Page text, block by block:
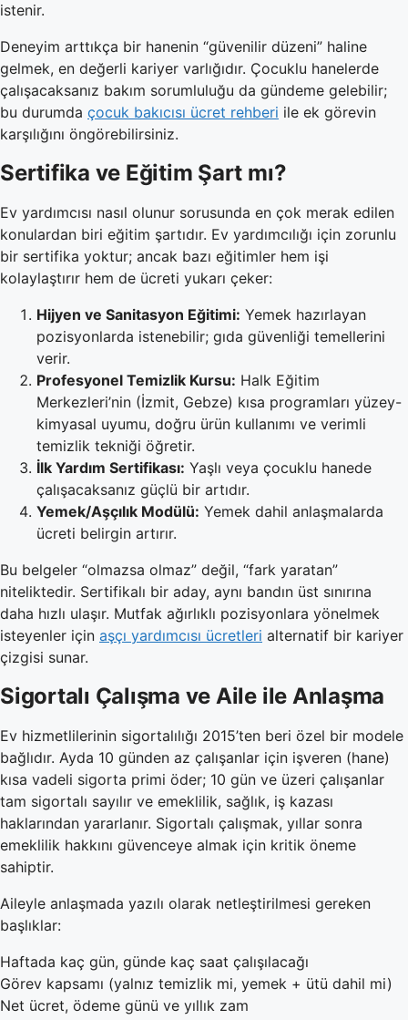
istenir.
Deneyim arttıkça bir hanenin “güvenilir düzeni” haline
gelmek, en değerli kariyer varlığıdır. Çocuklu hanelerde
çalışacaksanız bakım sorumluluğu da gündeme gelebilir;
bu durumda çocuk bakıcısı ücret rehberi ile ek görevin
karşılığını öngörebilirsiniz.
Sertifika ve Eğitim Şart mı?
Ev yardımcısı nasıl olunur sorusunda en çok merak edilen
konulardan biri eğitim şartıdır. Ev yardımcılığı için zorunlu
bir sertifika yoktur; ancak bazı eğitimler hem işi
kolaylaştırır hem de ücreti yukarı çeker:
Hijyen ve Sanitasyon Eğitimi: Yemek hazırlayan
pozisyonlarda istenebilir; gıda güvenliği temellerini
verir.
Profesyonel Temizlik Kursu: Halk Eğitim
Merkezleri’nin (İzmit, Gebze) kısa programları yüzey-
kimyasal uyumu, doğru ürün kullanımı ve verimli
temizlik tekniği öğretir.
İlk Yardım Sertifikası: Yaşlı veya çocuklu hanede
çalışacaksanız güçlü bir artıdır.
Yemek/Aşçılık Modülü: Yemek dahil anlaşmalarda
ücreti belirgin artırır.
Bu belgeler “olmazsa olmaz” değil, “fark yaratan”
niteliktedir. Sertifikalı bir aday, aynı bandın üst sınırına
daha hızlı ulaşır. Mutfak ağırlıklı pozisyonlara yönelmek
isteyenler için aşçı yardımcısı ücretleri alternatif bir kariyer
çizgisi sunar.
Sigortalı Çalışma ve Aile ile Anlaşma
Ev hizmetlilerinin sigortalılığı 2015’ten beri özel bir modele
bağlıdır. Ayda 10 günden az çalışanlar için işveren (hane)
kısa vadeli sigorta primi öder; 10 gün ve üzeri çalışanlar
tam sigortalı sayılır ve emeklilik, sağlık, iş kazası
haklarından yararlanır. Sigortalı çalışmak, yıllar sonra
emeklilik hakkını güvenceye almak için kritik öneme
sahiptir.
Aileyle anlaşmada yazılı olarak netleştirilmesi gereken
başlıklar:
Haftada kaç gün, günde kaç saat çalışılacağı
Görev kapsamı (yalnız temizlik mi, yemek + ütü dahil mi)
Net ücret, ödeme günü ve yıllık zam